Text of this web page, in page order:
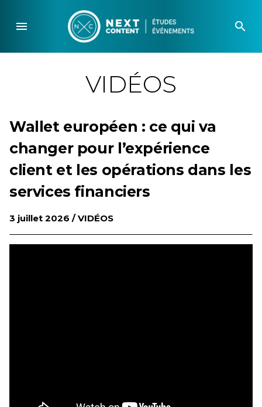
content
menu search
VIDÉOS
Wallet européen : ce qui va
changer pour l’expérience
client et les opérations dans les
services financiers
3 juillet 2026 /VIDÉOS